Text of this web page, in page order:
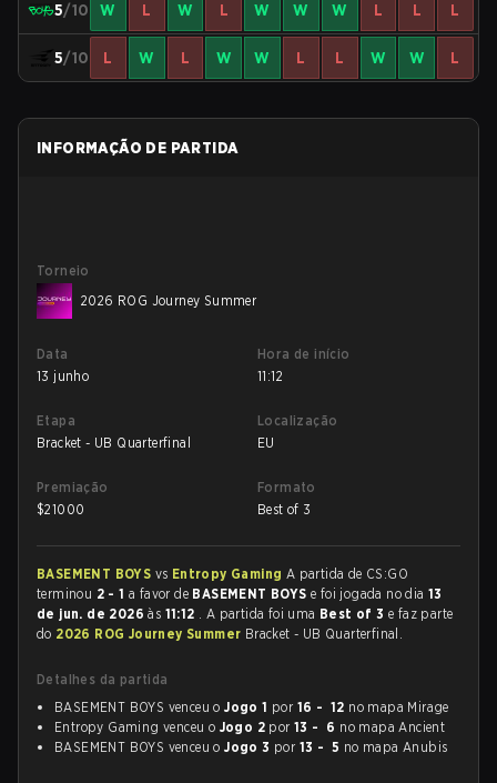
5/10 W L W L W W W L L L
5/10 L W L W W L L W W L
INFORMAÇÃO DE PARTIDA
Torneio
2026 ROG Journey Summer
Data
13 junho
Hora de início
11:12
Etapa
Bracket - UB Quarterfinal
Localização
EU
Premiação
$21000
Formato
Best of 3
BASEMENT BOYS vs Entropy Gaming A partida de CS:GO
terminou 2 - 1 a favor de BASEMENT BOYSe foi jogada no dia13
de jun. de 2026às 11:12 . A partida foi uma Best of 3e faz parte
do 2026 ROG Journey Summer Bracket - UB Quarterfinal.
Detalhes da partida
BASEMENT BOYS venceu oJogo 1 por 16 - 12 no mapa Mirage
Entropy Gaming venceu o Jogo 2 por13 - 6 no mapa Ancient
BASEMENT BOYS venceu oJogo 3 por 13 - 5 no mapa Anubis